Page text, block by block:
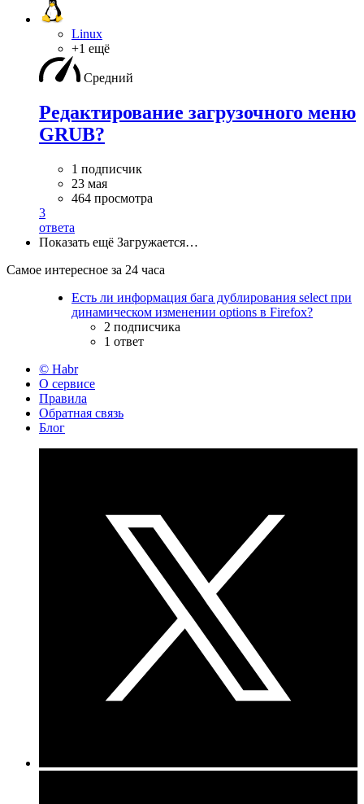
Linux
+1 ещё
Средний
Редактирование загрузочного меню
GRUB?
1 подписчик
23 мая
464 просмотра
3
ответа
Показать ещё Загружается…
Самое интересное за 24 часа
Есть ли информация бага дублирования select при
динамическом изменении options в Firefox?
2 подписчика
1 ответ
© Habr
О сервисе
Правила
Обратная связь
Блог